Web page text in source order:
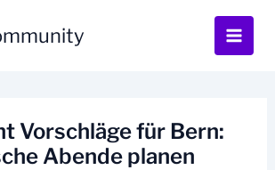
Vorschläge für Bern:
Abende planen